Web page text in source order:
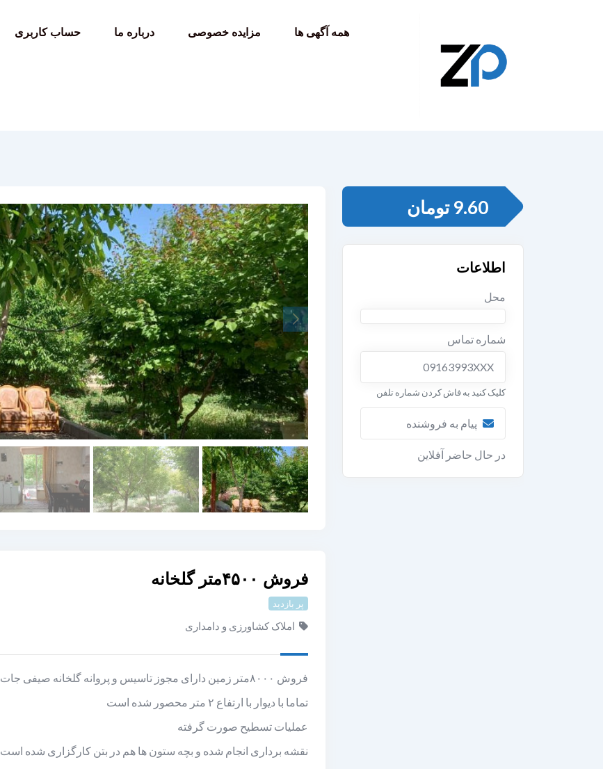
همه آگهی ها مزایده خصوصی درباره ما حساب کاربری
فروش ۴۵۰۰متر گلخانه
پر بازدید
املاک کشاورزی و دامداری
فروش ۸۰۰۰متر زمین دارای مجوز تاسیس و پروانه گلخانه صیفی جات به مساحت۴۵۰۰متر
تماما با دیوار با ارتفاع ۲ متر محصور شده است
عملیات تسطیح صورت گرفته
نقشه برداری انجام شده و بچه ستون ها هم در بتن کار‌گزاری شده است
9.60 تومان
اطلاعات
محل
شماره تماس
09163993XXX
کلیک کنید به فاش کردن شماره تلفن
پیام به فروشنده
در حال حاضر آفلاین